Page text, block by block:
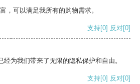
，可以满足我所有的购物需求。
支持[0] 反对[0]
为我们带来了无限的隐私保护和自由。
支持[0] 反对[0]